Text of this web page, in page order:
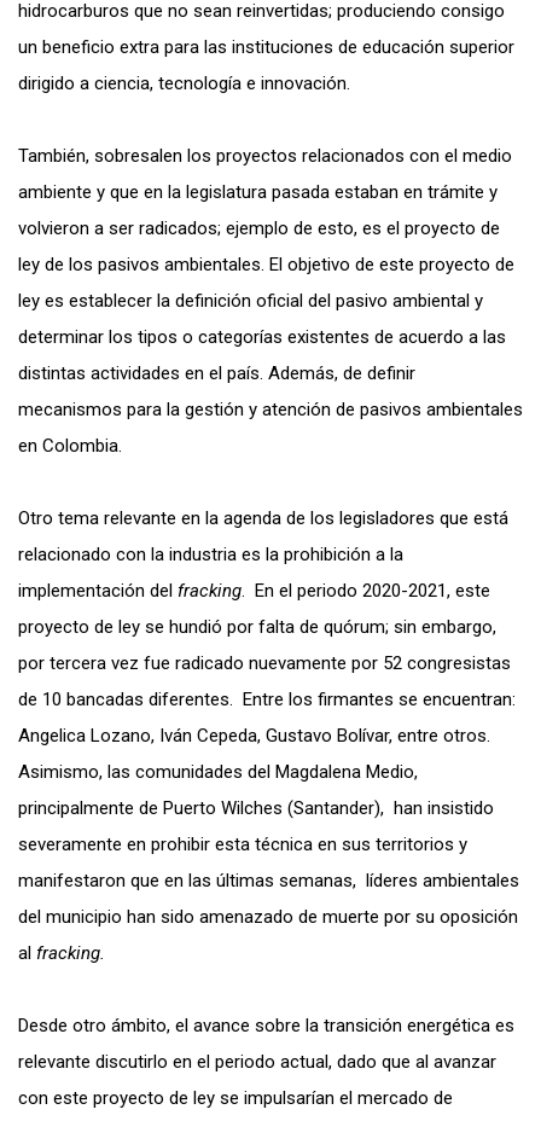
hidrocarburos que no sean reinvertidas; produciendo consigo
un beneficio extra para las instituciones de educación superior
dirigido a ciencia, tecnología e innovación.
También, sobresalen los proyectos relacionados con el medio
ambiente y que en la legislatura pasada estaban en trámite y
volvieron a ser radicados; ejemplo de esto, es el proyecto de
ley de los pasivos ambientales. El objetivo de este proyecto de
ley es establecer la definición oficial del pasivo ambiental y
determinar los tipos o categorías existentes de acuerdo a las
distintas actividades en el país. Además, de definir
mecanismos para la gestión y atención de pasivos ambientales
en Colombia.
Otro tema relevante en la agenda de los legisladores que está
relacionado con la industria es la prohibición a la
implementación del fracking. En el periodo 2020-2021, este
proyecto de ley se hundió por falta de quórum; sin embargo,
por tercera vez fue radicado nuevamente por 52 congresistas
de 10 bancadas diferentes. Entre los firmantes se encuentran:
Angelica Lozano, Iván Cepeda, Gustavo Bolívar, entre otros.
Asimismo, las comunidades del Magdalena Medio,
principalmente de Puerto Wilches (Santander), han insistido
severamente en prohibir esta técnica en sus territorios y
manifestaron que en las últimas semanas, líderes ambientales
del municipio han sido amenazado de muerte por su oposición
al fracking.
Desde otro ámbito, el avance sobre la transición energética es
relevante discutirlo en el periodo actual, dado que al avanzar
con este proyecto de ley se impulsarían el mercado de